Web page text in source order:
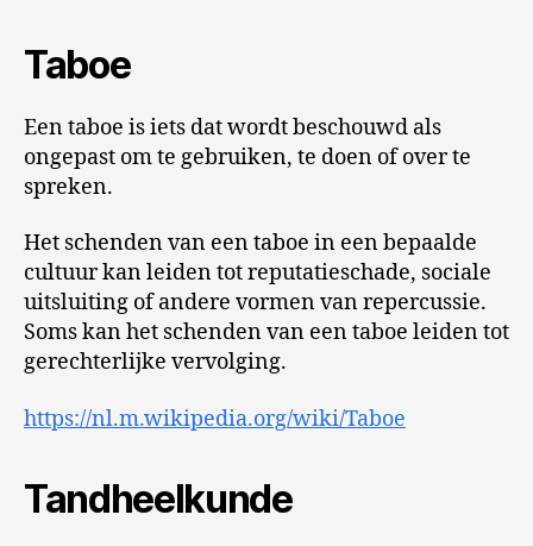
Taboe
Een taboe is iets dat wordt beschouwd als
ongepast om te gebruiken, te doen of over te
spreken.
Het schenden van een taboe in een bepaalde
cultuur kan leiden tot reputatieschade, sociale
uitsluiting of andere vormen van repercussie.
Soms kan het schenden van een taboe leiden tot
gerechterlijke vervolging.
https://nl.m.wikipedia.org/wiki/Taboe
Tandheelkunde